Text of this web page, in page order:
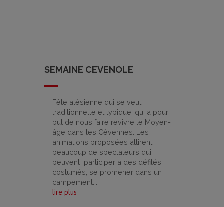
SEMAINE CEVENOLE
1/04/2019
Fête alésienne qui se veut
traditionnelle et typique, qui a pour
but de nous faire revivre le Moyen-
âge dans les Cévennes. Les
animations proposées attirent
beaucoup de spectateurs qui
peuvent participer a des défilés
costumés, se promener dans un
campement...
lire plus